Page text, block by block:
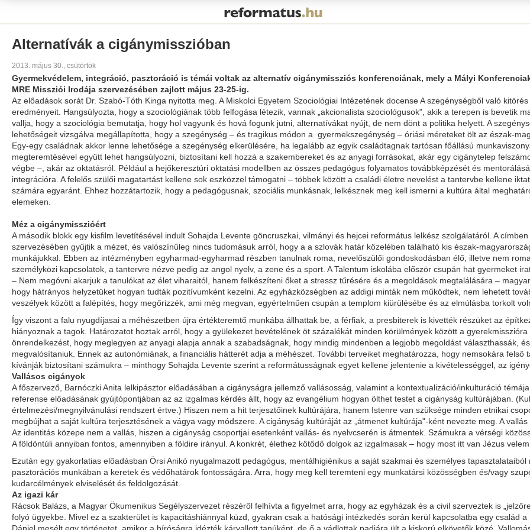
Alternatívák a cigánymisszióban
2013. május 30., csütörtök
Gyermekvédelem, integráció, pasztoráció is témái voltak az alternatív cigánymissziós konferenciának, mely a Mályi
MRE Missziói Irodája szervezésében zajlott május 23-25-ig.
Az előadások sorát Dr. Szabó-Tóth Kinga nyitotta meg. A Miskolci Egyetem Szociológiai Intézetének docense A szegénységből való
eredményeit. Hangsúlyozta, hogy a szociológiának több felfogása létezik, vannak „akcionalista szociológusok", akik a terepen is bevetik
vallja, hogy a szociológia bemutatja, hogy hol vagyunk és hová fogunk jutni, alternatívákat nyújt, de nem dönt a politika helyett. A
lehetőségeit vizsgálva megállapította, hogy a szegénység – és tragikus módon a gyermekszegénység – óriási méreteket ölt az észak-
Egy-egy családnak akkor lenne lehetősége a szegénység elkerülésére, ha legalább az egyik családtagnak tartósan főállású
megteremtésével együtt lehet hangsúlyozni, biztosítani kell hozzá a szakembereket és az anyagi forrásokat, akár egy cigánytelep
végbe –, akár az oktatásról. Például a hejőkeresztúri oktatási modellben az összes pedagógus folyamatos továbbképzését és
integrációra. A felelős szülői magatartást kellene sok eszközzel támogatni – többek között a családi életre nevelést a tantervbe kellene
számára egyaránt. Ehhez hozzátartozik, hogy a pedagógusnak, szociális munkásnak, lelkésznek meg kell ismerni a kultúra által
elemeken.
Méz a cigánymisszióért
A második blokk egy kisfilm levetítésével indult Sohajda Levente göncruszkai, vilmányi és hejcei református lelkész szolgálatáról. A
szervezésében gyűjtik a mézet, és valószínűleg nincs tudomásuk arról, hogy a a szlovák határ közelében található kis észak-
munkájukkal. Ebben az intézményben egyharmad-egyharmad részben tanulnak roma, nevelőszülői gondoskodásban élő, illetve nem
személyközi kapcsolatok, a tantervre nézve pedig az angol nyelv, a zene és a sport. A Talentum iskolába először csupán hat gyermeket
– Nem megóvni akarjuk a tanulókat az élet viharaitól, hanem felkészíteni őket a stressz tűrésére és a megoldások megtalálására –
hogy hátrányos helyzetüket hogyan tudták pozitívumként kezelni. Az egyházközségben az addigi minták nem működtek, nem lehetett
veszélyek között a falépítés, hogy megőrizzék, ami még megvan, egyértelműen csupán a templom kiürülésébe és az elmúlásba torkolt
Így viszont a falu nyugdíjasai a méhészetben újra értékteremtő munkába állhattak be, a férfiak, a presbiterek is kivették részüket az
hiányoznak a tagok. Határozatot hoztak arról, hogy a gyülekezet bevételének öt százalékát minden körülmények között a
önrendelkezést, hogy meglegyen az anyagi alapja annak a szabadságnak, hogy mindig mindenben a legjobb megoldást választhassák,
megvalósítaniuk. Ennek az autonómiának, a financiális hátterét adja a méhészet. További terveiket meghatározza, hogy nemsokára
kívánják biztosítani számukra – minthogy Sohajda Levente szerint a reformátusságnak egyet kellene jelentenie a kivételességgel, az
Vallásos cigányok
A főszervező, Barnóczki Anita lelkipásztor előadásában a cigányságra jellemző vallásosság, valamint a kontextualizáció/inkulturáció
referense előadásának gyújtópontjában az az izgalmas kérdés állt, hogy az evangélium hogyan ölthet testet a cigányság kultúrájában.
értelmezési/megnyilvánulási rendszert értve.) Hiszen nem a hit terjesztőinek kultúrájára, hanem Istenre van szüksége minden etnikai
megbújhat a saját kultúra terjesztésének a vágya vagy módszere. A cigányság kultúráját az „átmenet kultúrája"-ként nevezte meg. A
Az identitás közepe nem a vallás, hiszen a cigányság csoportjai esetenként vallás- és nyelvcserén is átmentek. Számukra a vérségi
A földöntúli annyiban fontos, amennyiben a földire irányul. A konkrét, élethez kötődő dolgok az izgalmasak – hogy most itt van Jézus
Ezután egy gyakorlatias előadásban Örsi Anikó nyugalmazott pedagógus, mentálhigiénikus a saját szakmai és személyes
pasztorációs munkában a keretek és védőhatárok fontosságára. Arra, hogy meg kell teremteni egy munkatársi közösségben és/vagy
kudarcélmények elviselését és feldolgozását.
Az igazi kár
Rácsok Balázs, a Magyar Ökumenikus Segélyszervezet részéről felhívta a figyelmet arra, hogy az egyházak és a civil szerveztek is
folyó ügyekbe. Mivel ez a szakterület is kapacitáshiánnyal küzd, gyakran csak a hatósági intézkedés során kerül kapcsolatba egy család